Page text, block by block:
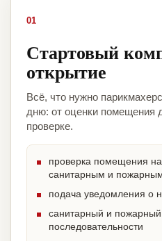
01
Стартовый
открытие
Всё, что нужно
дню: от оценки помещения
проверке.
проверка помещения на
санитарным и
подача уведомления о
санитарный и пожарный
последовательности